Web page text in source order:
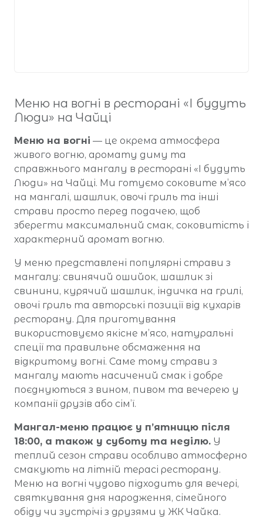
Меню на вогні в ресторані «І будуть
Люди» на Чайці
Меню на вогні — це окрема атмосфера
живого вогню, аромату диму та
справжнього мангалу в ресторані «І будуть
Люди» на Чайці. Ми готуємо соковите м’ясо
на мангалі, шашлик, овочі гриль та інші
страви просто перед подачею, щоб
зберегти максимальний смак, соковитість і
характерний аромат вогню.
У меню представлені популярні страви з
мангалу: свинячий ошийок, шашлик зі
свинини, курячий шашлик, індичка на грилі,
овочі гриль та авторські позиції від кухарів
ресторану. Для приготування
використовуємо якісне м’ясо, натуральні
спеції та правильне обсмаження на
відкритому вогні. Саме тому страви з
мангалу мають насичений смак і добре
поєднуються з вином, пивом та вечерею у
компанії друзів або сім’ї.
Мангал-меню працює у п’ятницю після
18:00, а також у суботу та неділю. У
теплий сезон страви особливо атмосферно
смакують на літній терасі ресторану.
Меню на вогні чудово підходить для вечері,
святкування дня народження, сімейного
обіду чи зустрічі з друзями у ЖК Чайка.